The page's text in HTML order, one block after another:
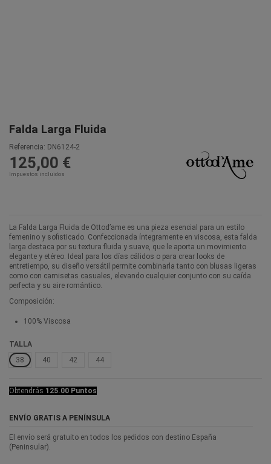
Falda Larga Fluida
Referencia: DN6124-2
125,00 €
Impuestos incluidos
La Falda Larga Fluida de Ottod’ame es una pieza esencial para un estilo
femenino y sofisticado. Confeccionada íntegramente en viscosa, esta falda
larga destaca por su textura fluida y suave, que le aporta un movimiento
elegante y etéreo. Ideal para los días cálidos o para crear looks de
entretiempo, su diseño versátil permite combinarla tanto con blusas ligeras
como con camisetas casuales, elevando cualquier conjunto con su caída
perfecta y su aire romántico.
Composición:
100% Viscosa
TALLA
38
40 42 44
Obtendrás 125.00 Puntos
ENVÍO GRATIS A PENÍNSULA
El envío será gratuito en todos los pedidos con destino España
(Peninsular).